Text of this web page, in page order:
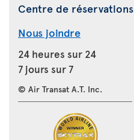
Centre de réservations
Nous joindre
24 heures sur 24
7 jours sur 7
© Air Transat A.T. Inc.